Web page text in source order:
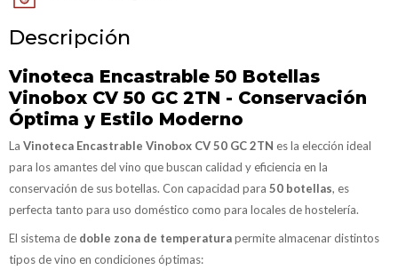
Descripción
Vinoteca Encastrable 50 Botellas
Vinobox CV 50 GC 2TN - Conservación
Óptima y Estilo Moderno
La Vinoteca Encastrable Vinobox CV 50 GC 2TN es la elección ideal
para los amantes del vino que buscan calidad y eficiencia en la
conservación de sus botellas. Con capacidad para 50 botellas, es
perfecta tanto para uso doméstico como para locales de hostelería.
El sistema de doble zona de temperaturapermite almacenar distintos
tipos de vino en condiciones óptimas: